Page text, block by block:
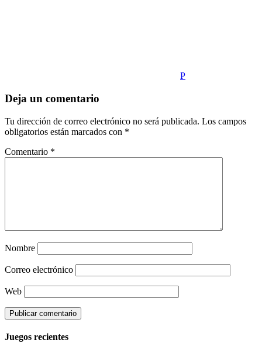
P
Deja un comentario
Tu dirección de correo electrónico no será publicada. Los campos
obligatorios están marcados con *
Comentario *
Nombre
Correo electrónico
Web
Juegos recientes